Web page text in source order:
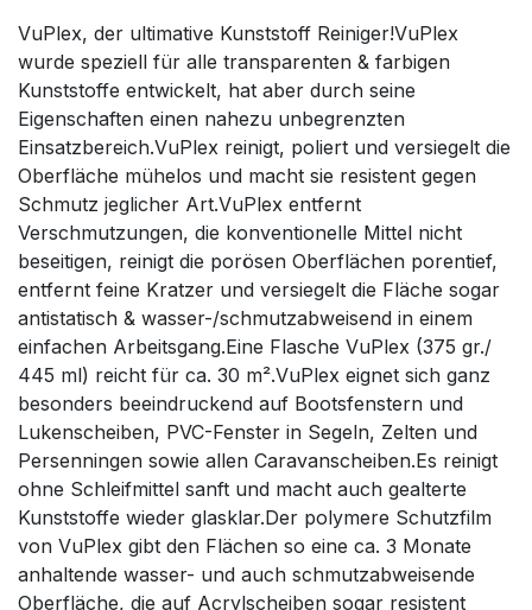
VuPlex, der ultimative Kunststoff Reiniger!VuPlex
wurde speziell für alle transparenten & farbigen
Kunststoffe entwickelt, hat aber durch seine
Eigenschaften einen nahezu unbegrenzten
Einsatzbereich.VuPlex reinigt, poliert und versiegelt die
Oberfläche mühelos und macht sie resistent gegen
Schmutz jeglicher Art.VuPlex entfernt
Verschmutzungen, die konventionelle Mittel nicht
beseitigen, reinigt die porösen Oberflächen porentief,
entfernt feine Kratzer und versiegelt die Fläche sogar
antistatisch & wasser-/schmutzabweisend in einem
einfachen Arbeitsgang.Eine Flasche VuPlex (375 gr./
445 ml) reicht für ca. 30 m².VuPlex eignet sich ganz
besonders beeindruckend auf Bootsfenstern und
Lukenscheiben, PVC-Fenster in Segeln, Zelten und
Persenningen sowie allen Caravanscheiben.Es reinigt
ohne Schleifmittel sanft und macht auch gealterte
Kunststoffe wieder glasklar.Der polymere Schutzfilm
von VuPlex gibt den Flächen so eine ca. 3 Monate
anhaltende wasser- und auch schmutzabweisende
Oberfläche, die auf Acrylscheiben sogar resistent